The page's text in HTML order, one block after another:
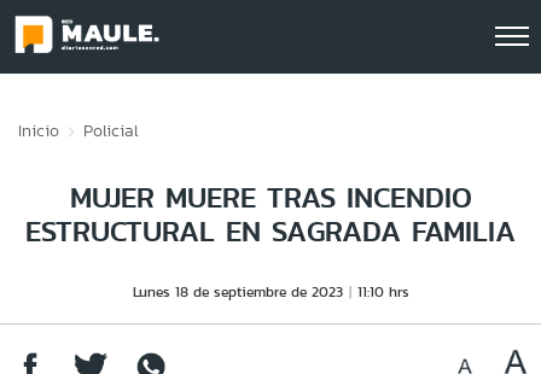
Inicio Policial
MUJER MUERE TRAS INCENDIO
ESTRUCTURAL EN SAGRADA FAMILIA
Lunes 18 de septiembre de 2023 11:10 hrs